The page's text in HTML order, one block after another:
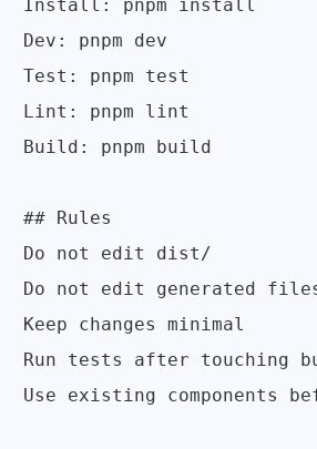
Install: pnpm install
Dev: pnpm dev
Test: pnpm test
Lint: pnpm lint
Build: pnpm build
## Rules
Do not edit dist/
Do not edit generated
Keep changes minimal
Run tests after touching
Use existing components